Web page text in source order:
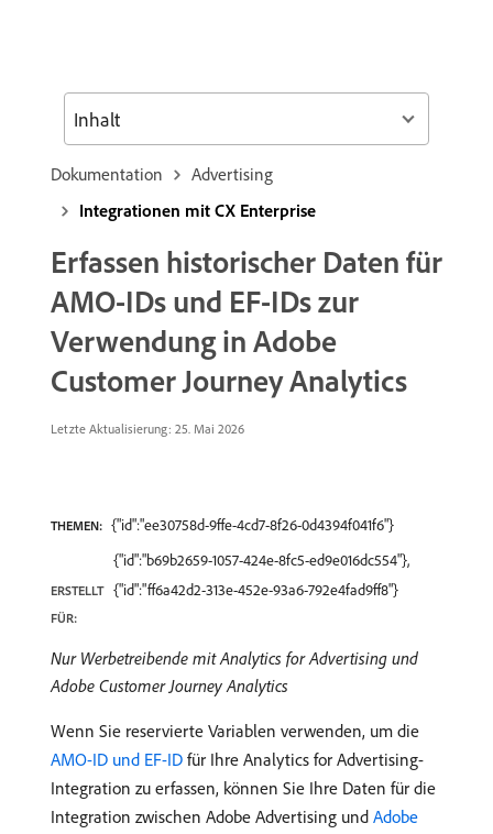
Dokumentation
Advertising
Integrationen mit CX Enterprise
Erfassen historischer Daten für
AMO-IDs und EF-IDs zur
Verwendung in Adobe
Customer Journey Analytics
Letzte Aktualisierung: 25. Mai 2026
THEMEN: {"id":"ee30758d-9ffe-4cd7-8f26-0d4394f041f6"}
ERSTELLT
FÜR:
{"id":"b69b2659-1057-424e-8fc5-ed9e016dc554"},
{"id":"ff6a42d2-313e-452e-93a6-792e4fad9ff8"}
Nur Werbetreibende mit Analytics for Advertising und
Adobe Customer Journey Analytics
Wenn Sie reservierte Variablen verwenden, um die
AMO-ID und EF-ID für Ihre Analytics for Advertising-
Integration zu erfassen, können Sie Ihre Daten für die
Integration zwischen Adobe Advertising und Adobe
Inhalt